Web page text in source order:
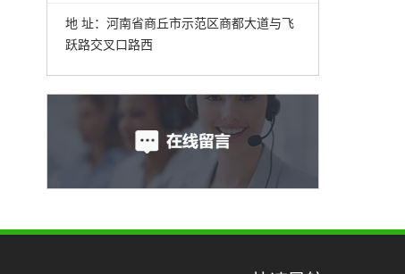
地 址：河南省商丘市示范区商都大道与飞
跃路交叉口路西